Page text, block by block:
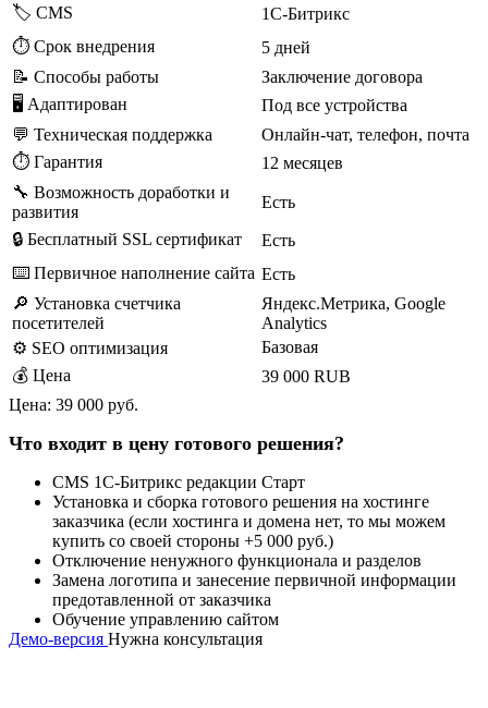
🏷️ CMS
1С-Битрикс
⏱️ Срок внедрения
5 дней
📝 Способы работы
Заключение договора
🖥 Адаптирован
Под все устройства
💬 Техническая поддержка
Онлайн-чат, телефон, почта
⏱️ Гарантия
12 месяцев
🔧 Возможность доработки и
развития
Есть
🔒 Бесплатный SSL сертификат
Есть
⌨️ Первичное наполнение сайта Есть
🔎 Установка счетчика
посетителей
Яндекс.Метрика, Google
Analytics
⚙️ SEO оптимизация
Базовая
💰 Цена
39 000 RUB
Цена: 39 000 руб.
Что входит в цену готового решения?
CMS 1C-Битрикс редакции Старт
Установка и сборка готового решения на хостинге
заказчика (если хостинга и домена нет, то мы можем
купить со своей стороны +5 000 руб.)
Отключение ненужного функционала и разделов
Замена логотипа и занесение первичной информации
предотавленной от заказчика
Обучение управлению сайтом
Демо-версия Нужна консультация